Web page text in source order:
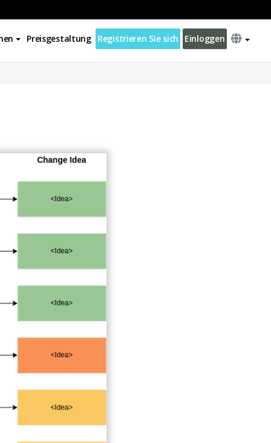
Preisgestaltung Registrieren Sie sich Einloggen